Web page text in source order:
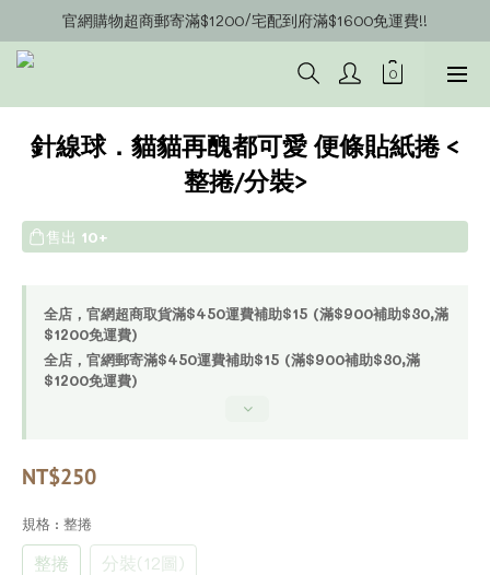
官網會員募集中~立即註冊即可獲得購物金$20!!!
官網購物超商郵寄滿$1200/宅配到府滿$1600免運費!!
官網會員募集中~立即註冊即可獲得購物金$20!!!
針線球．貓貓再醜都可愛 便條貼紙捲 <
整捲/分裝>
售出 10+
全店，官網超商取貨滿$450運費補助$15 (滿$900補助$30,滿
$1200免運費)
全店，官網郵寄滿$450運費補助$15 (滿$900補助$30,滿
$1200免運費)
NT$250
規格 : 整捲
整捲 分裝(12圖)